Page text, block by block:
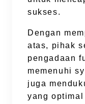
sukses.
Dengan
atas, pihak
pengadaan
memenuhi
juga
yang